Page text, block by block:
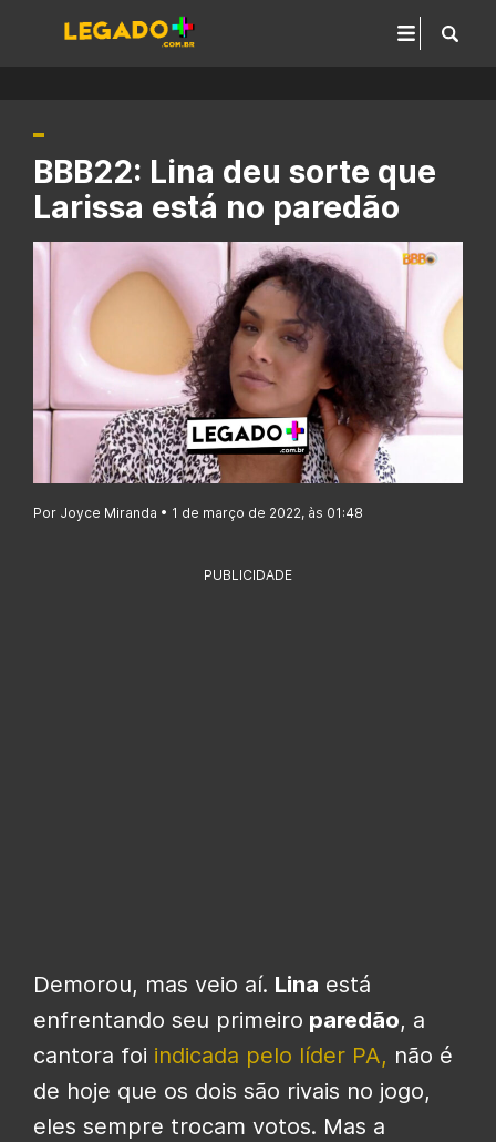
BBB22: Lina deu sorte que
Larissa está no paredão
Por Joyce Miranda • 1 de março de 2022, às 01:48
PUBLICIDADE
Demorou, mas veio aí. Lina está
enfrentando seu primeiro paredão, a
cantora foi indicada pelo líder PA, não é
de hoje que os dois são rivais no jogo,
eles sempre trocam votos. Mas a